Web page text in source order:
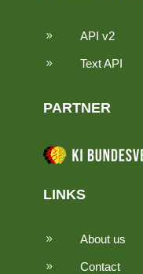
9 API v2
9 Text API
PARTNER
LINKS
9 About us
9 Contact